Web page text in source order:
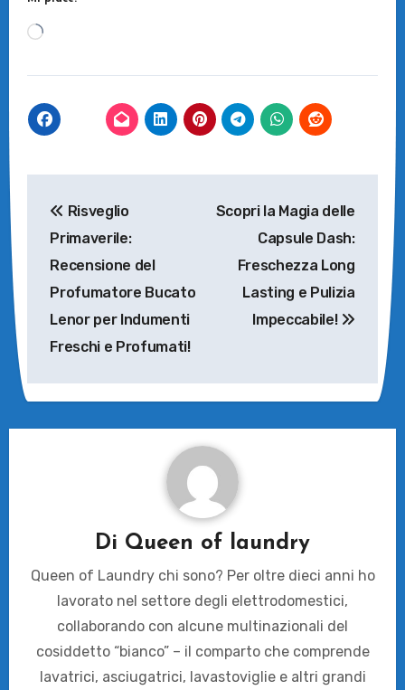
Caricamento
articoli
Risveglio
Primaverile:
Recensione del
Profumatore Bucato
Lenor per Indumenti
Freschi e Profumati!
Scopri la Magia delle
Capsule Dash:
Freschezza Long
Lasting e Pulizia
Impeccabile!
Di Queen of laundry
Queen of Laundry chi sono? Per oltre dieci anni ho
lavorato nel settore degli elettrodomestici,
collaborando con alcune multinazionali del
cosiddetto “bianco” – il comparto che comprende
lavatrici, asciugatrici, lavastoviglie e altri grandi